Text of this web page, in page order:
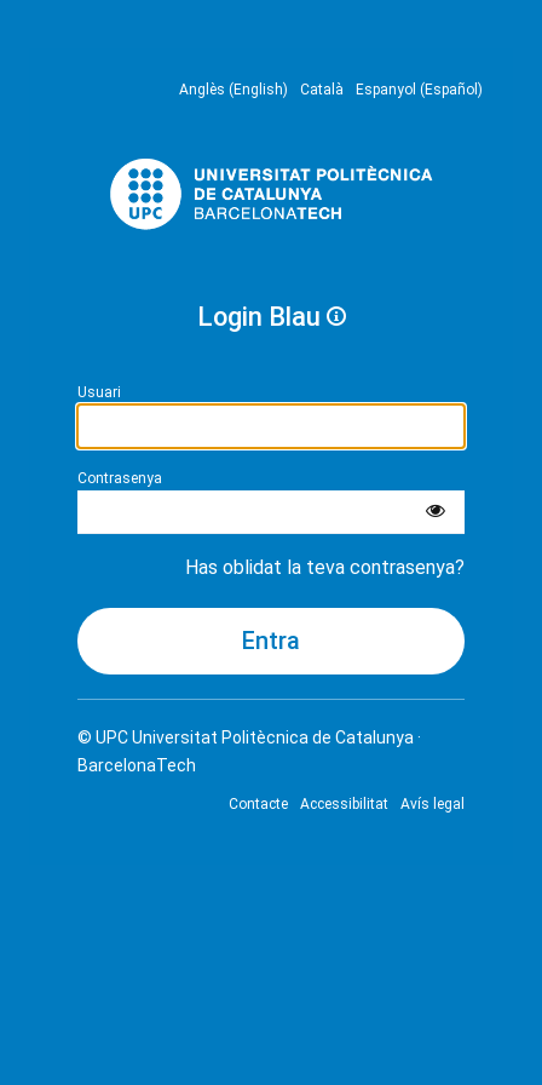
Anglès (English) Català Espanyol (Español)
Login Blau
Usuari
Contrasenya
Has oblidat la teva contrasenya?
© UPCUniversitat Politècnica de Catalunya ·
BarcelonaTech
Contacte Accessibilitat Avís legal